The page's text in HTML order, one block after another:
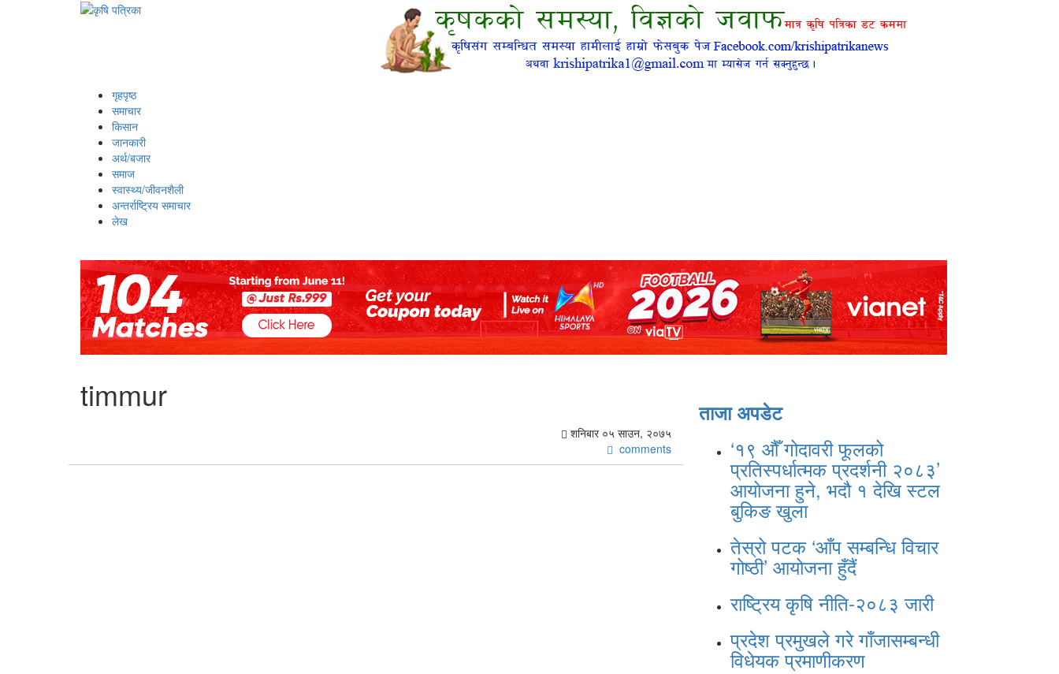
गृहपृष्ठ
समाचार
किसान
जानकारी
अर्थ/बजार
समाज
स्वास्थ्य/जीवनशैली
अन्तर्राष्ट्रिय समाचार
लेख
timmur
शनिबार ०५ साउन, २०७५
comments
ताजा अपडेट
‘१९ औँ गोदावरी फूलको
प्रतिस्पर्धात्मक प्रदर्शनी २०८३’
आयोजना हुने, भदौ १ देखि स्टल
बुकिङ खुला
तेस्रो पटक ‘आँप सम्बन्धि विचार
गोष्ठी’ आयोजना हुँदैं
राष्ट्रिय कृषि नीति-२०८३ जारी
प्रदेश प्रमुखले गरे गाँजासम्बन्धी
विधेयक प्रमाणीकरण